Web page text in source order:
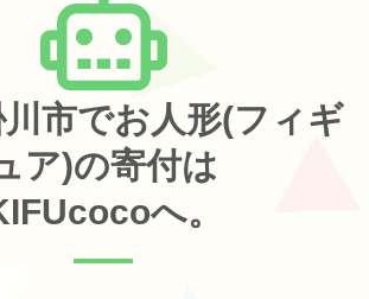
市でお人形(フィギ
ア)の寄付は
へ。